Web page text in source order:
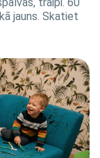
jauns. Skatiet